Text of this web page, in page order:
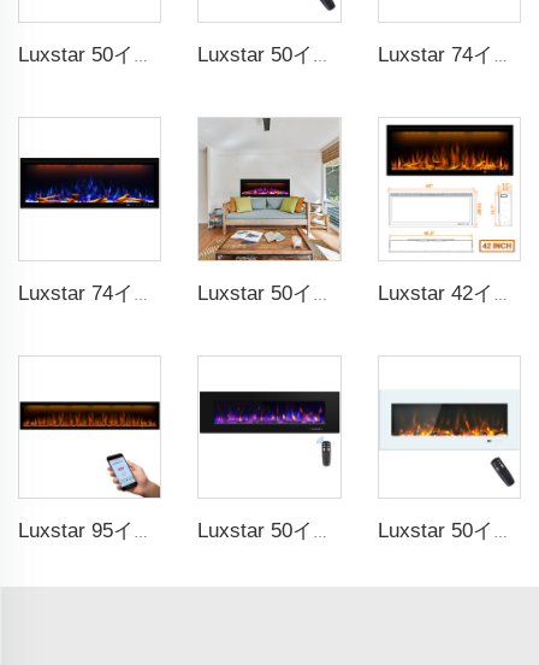
Luxstar 50インチ LCDスマートリモコン付き装飾暖炉 Luxstar 50インチ ホワイトワイドスクリーン家庭用LED技術電気ヒーター Luxstar 74インチ 高品質 3D煙効果暖炉
Luxstar 95インチ スマート人工ファイアプレイス オーバーヒート保護機能付き電気式ヒーター Luxstar 50インチ 高品質電気暖炉ヒーター 壁掛け式ヒーター 非埋め込み式 クリスタルログ 装飾的暖炉 Luxstar 50インチ ホワイト 電気式ヒーター付きウォールマウントファイアプレイス（埋め込み用ではない、タッチスクリーンリモコン付きホームヒーター）